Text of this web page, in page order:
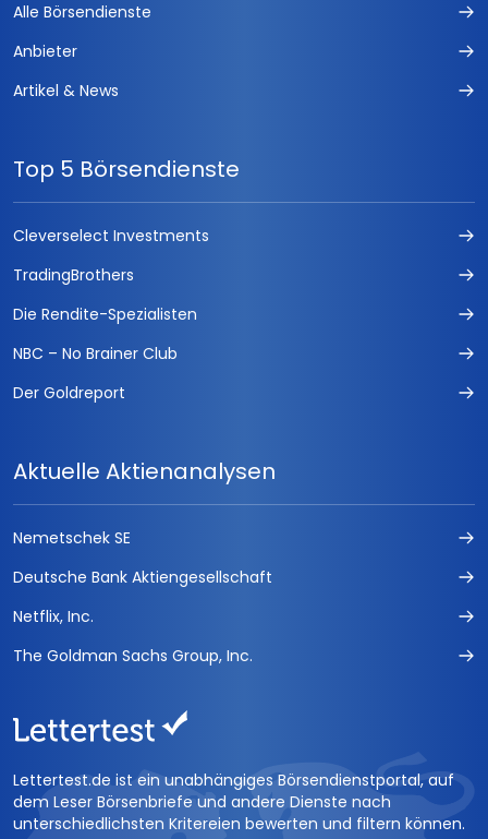
Alle Börsendienste
Anbieter
Artikel & News
Top 5 Börsendienste
Cleverselect Investments
TradingBrothers
Die Rendite-Spezialisten
NBC – No Brainer Club
Der Goldreport
Aktuelle Aktienanalysen
Nemetschek SE
Deutsche Bank Aktiengesellschaft
Netflix, Inc.
The Goldman Sachs Group, Inc.
Lettertest.de ist ein unabhängiges Börsendienstportal, auf
dem Leser Börsenbriefe und andere Dienste nach
unterschiedlichsten Kritereien bewerten und filtern können.